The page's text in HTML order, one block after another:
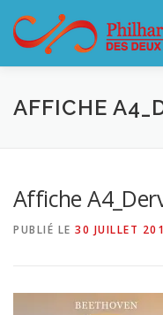
contenu
L’ORCHESTRE
SOUTENEZ LA
AFFICHE
Affiche
PUBLIÉ LE 30 JUILLET